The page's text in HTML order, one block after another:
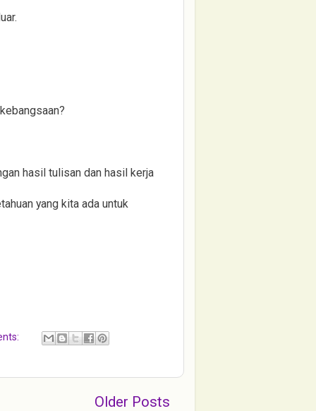
hasil tulisan dan hasil kerja
yang kita ada untuk
Older Posts